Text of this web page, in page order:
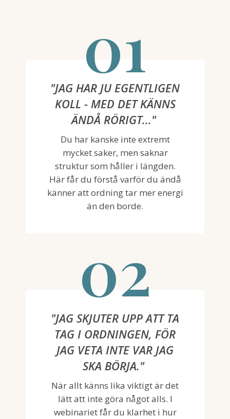
01
"JAG HAR JU EGENTLIGEN
KOLL - MED DET KÄNNS
ÄNDÅ RÖRIGT..."
Du har kanske inte extremt
mycket saker, men saknar
struktur som håller i längden.
Här får du förstå varför du ändå
känner att ordning tar mer energi
än den borde.
02
"JAG SKJUTER UPP ATT TA
TAG I ORDNINGEN, FÖR
JAG VETA INTE VAR JAG
SKA BÖRJA."
När allt känns lika viktigt är det
lätt att inte göra något alls. I
webinariet får du klarhet i hur